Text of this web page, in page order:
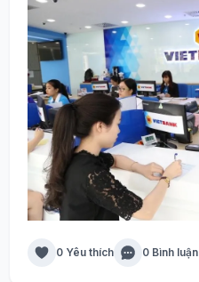
0 Yêu thích 0 Bình luận